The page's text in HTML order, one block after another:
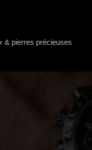
& pierres précieuses